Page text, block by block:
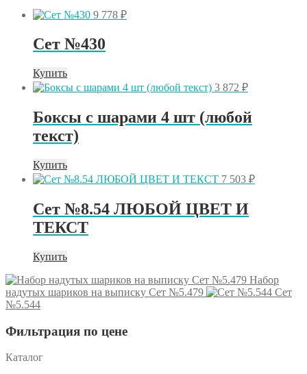
9 778 ₽
Сет №430
Купить
3 872 ₽
Боксы с шарами 4 шт (любой
текст)
Купить
7 503 ₽
Сет №8.54 ЛЮБОЙ ЦВЕТ И
ТЕКСТ
Купить
Набор
надутых шариков на выписку Сет №5.479
Сет
№5.544
Фильтрация по цене
Каталог